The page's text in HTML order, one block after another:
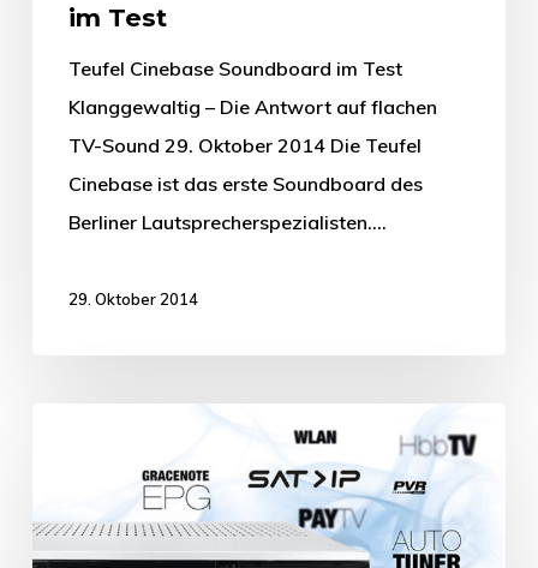
im Test
Teufel Cinebase Soundboard im Test
Klanggewaltig – Die Antwort auf flachen
TV-Sound 29. Oktober 2014 Die Teufel
Cinebase ist das erste Soundboard des
Berliner Lautsprecherspezialisten.…
29. Oktober 2014